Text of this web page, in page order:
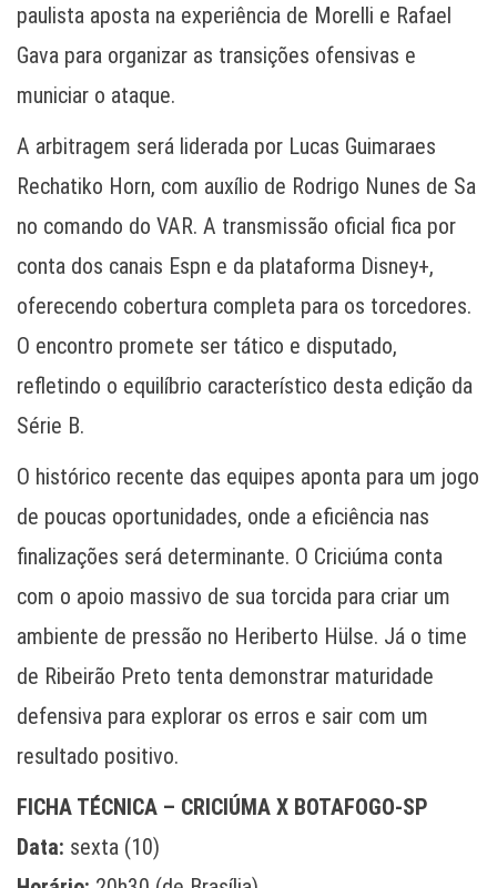
paulista aposta na experiência de Morelli e Rafael
Gava para organizar as transições ofensivas e
municiar o ataque.
A arbitragem será liderada por Lucas Guimaraes
Rechatiko Horn, com auxílio de Rodrigo Nunes de Sa
no comando do VAR. A transmissão oficial fica por
conta dos canais Espn e da plataforma Disney+,
oferecendo cobertura completa para os torcedores.
O encontro promete ser tático e disputado,
refletindo o equilíbrio característico desta edição da
Série B.
O histórico recente das equipes aponta para um jogo
de poucas oportunidades, onde a eficiência nas
finalizações será determinante. O Criciúma conta
com o apoio massivo de sua torcida para criar um
ambiente de pressão no Heriberto Hülse. Já o time
de Ribeirão Preto tenta demonstrar maturidade
defensiva para explorar os erros e sair com um
resultado positivo.
FICHA TÉCNICA – CRICIÚMA X BOTAFOGO-SP
Data: sexta (10)